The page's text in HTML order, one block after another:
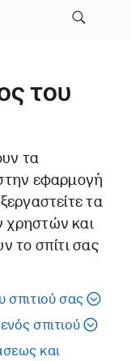
του
τα
εφαρμογή
τα
χρηστών και
το σπίτι σας
σπιτιού σας
σπιτιού
και